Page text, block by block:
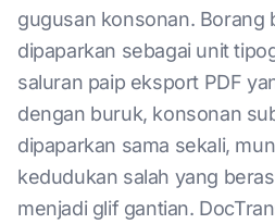
gugusan konsonan. Borang
dipaparkan sebagai unit
saluran paip eksport PDF
dengan buruk, konsonan
dipaparkan sama sekali,
kedudukan salah yang
menjadi glif gantian.